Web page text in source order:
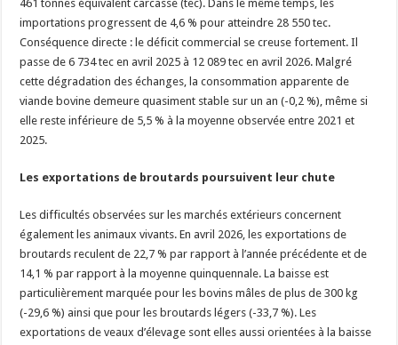
461 tonnes équivalent carcasse (tec). Dans le même temps, les
importations progressent de 4,6 % pour atteindre 28 550 tec.
Conséquence directe : le déficit commercial se creuse fortement. Il
passe de 6 734 tec en avril 2025 à 12 089 tec en avril 2026. Malgré
cette dégradation des échanges, la consommation apparente de
viande bovine demeure quasiment stable sur un an (-0,2 %), même si
elle reste inférieure de 5,5 % à la moyenne observée entre 2021 et
2025.
Les exportations de broutards poursuivent leur chute
Les difficultés observées sur les marchés extérieurs concernent
également les animaux vivants. En avril 2026, les exportations de
broutards reculent de 22,7 % par rapport à l’année précédente et de
14,1 % par rapport à la moyenne quinquennale. La baisse est
particulièrement marquée pour les bovins mâles de plus de 300 kg
(-29,6 %) ainsi que pour les broutards légers (-33,7 %). Les
exportations de veaux d’élevage sont elles aussi orientées à la baisse